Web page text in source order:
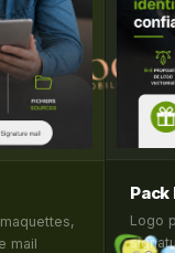
mail
Pack
Logo